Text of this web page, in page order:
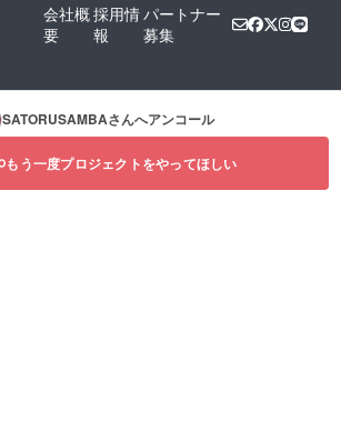
会社概
要
採用情
報
パートナー
募集
SATORUSAMBAさんへアンコール
もう一度プロジェクトをやってほしい